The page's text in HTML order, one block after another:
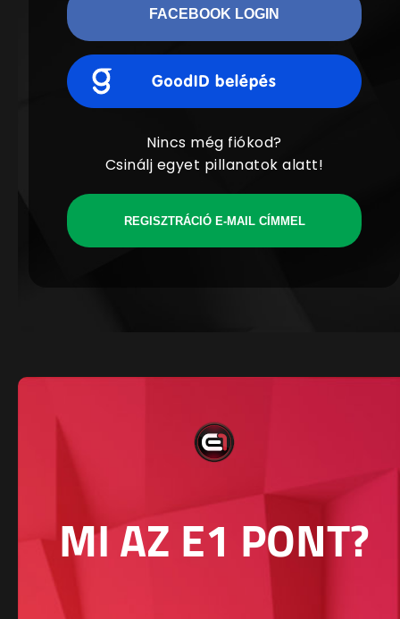
FACEBOOK LOGIN
Nincs még fiókod?
Csinálj egyet pillanatok alatt!
REGISZTRÁCIÓ E-MAIL CÍMMEL
MI AZ E1 PONT?